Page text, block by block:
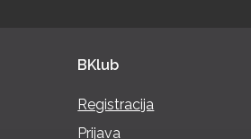
BKlub
Registracija
Prijava